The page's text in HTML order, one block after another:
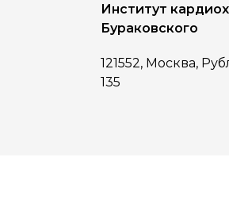
Институт
Бураковского
121552, Москва,
135